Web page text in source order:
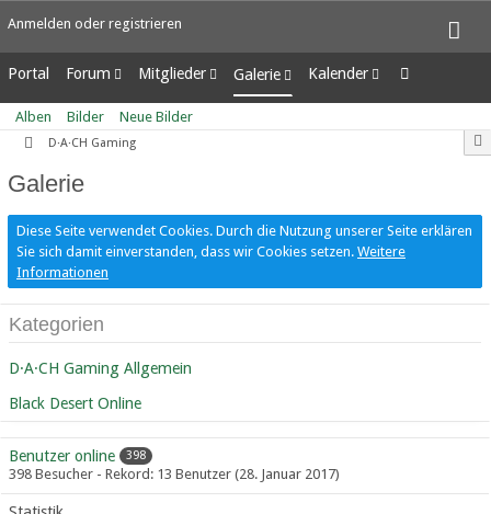
Anmelden oder registrieren
Portal Forum
Unerledigte Themen
Mitglieder
Letzte Aktivitäten
Benutzer online
Galerie
Alben
Bilder
Kalender
Wochenansicht
Tagesansicht
Alben Bilder Neue Bilder
D·A·CH Gaming
Galerie
Diese Seite verwendet Cookies. Durch die Nutzung unserer Seite erklären
Sie sich damit einverstanden, dass wir Cookies setzen. Weitere
Informationen
Kategorien
D·A·CH Gaming Allgemein
Black Desert Online
Benutzer online 398
398 Besucher - Rekord: 13 Benutzer (28. Januar 2017)